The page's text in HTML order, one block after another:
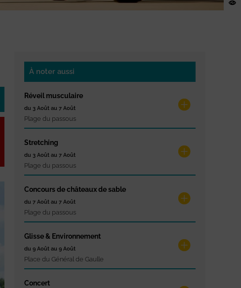
À noter aussi
Réveil musculaire
du 3 Août au 7 Août
Plage du passous
Stretching
du 3 Août au 7 Août
Plage du passous
Concours de châteaux de sable
du 7 Août au 7 Août
Plage du passous
Glisse & Environnement
du 9 Août au 9 Août
Place du Général de Gaulle
Concert